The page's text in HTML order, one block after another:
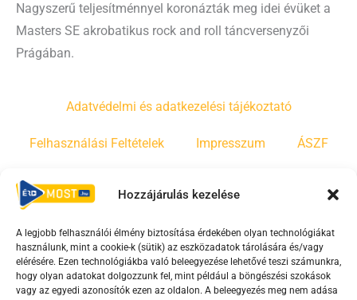
Hozzájárulás kezelése
A legjobb felhasználói élmény biztosítása érdekében olyan technológiákat
használunk, mint a cookie-k (sütik) az eszközadatok tárolására és/vagy
elérésére. Ezen technológiákba való beleegyezése lehetővé teszi számunkra,
hogy olyan adatokat dolgozzunk fel, mint például a böngészési szokások
vagy az egyedi azonosítók ezen az oldalon. A beleegyezés meg nem adása
Nagyszerű teljesítménnyel koronázták meg idei évüket a
Masters SE akrobatikus rock and roll táncversenyzői
Prágában.
Adatvédelmi és adatkezelési tájékoztató
Felhasználási Feltételek Impresszum ÁSZF
Irányelvek
F
a
c
Y
o
u
T
i
k